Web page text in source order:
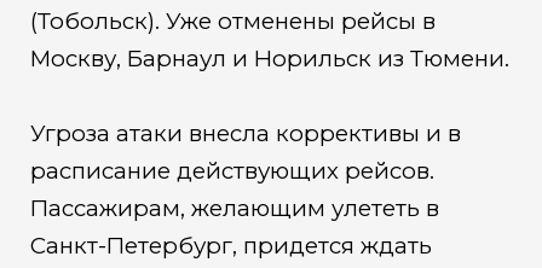
(Тобольск). Уже отменены рейсы в
Москву, Барнаул и Норильск из Тюмени.
Угроза атаки внесла коррективы и в
расписание действующих рейсов.
Пассажирам, желающим улететь в
Санкт-Петербург, придется ждать